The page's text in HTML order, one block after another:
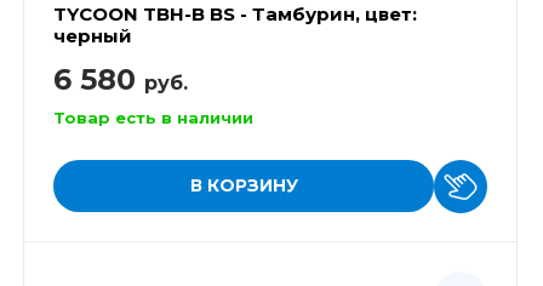
TYCOON TBH-B BS - Тамбурин, цвет:
черный
6 580 руб.
Товар есть в наличии
В КОРЗИНУ